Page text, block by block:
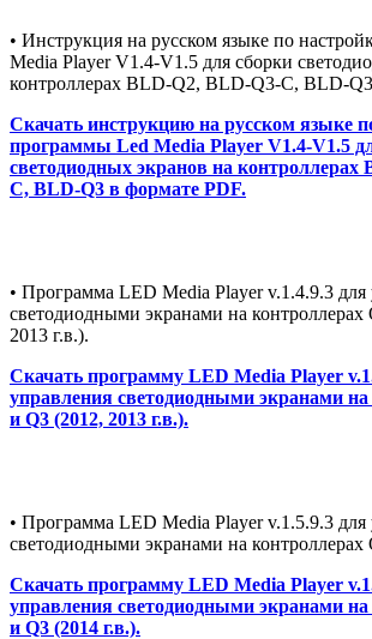
• Инструкция на русском языке по
Media Player V1.4-V1.5 для сборки
контроллерах BLD-Q2, BLD-Q3-C, BLD-
Скачать инструкцию на русском языке
программы Led Media Player V1.4-V1.5
светодиодных экранов на
C, BLD-Q3 в формате PDF.
• Программа LED Media Player v.1.4.9.3 для
светодиодными экранами на контроллерах
2013 г.в.).
Скачать программу LED Media Player
управления светодиодными экранами на
и Q3 (2012, 2013 г.в.).
• Программа LED Media Player v.1.5.9.3 для
светодиодными экранами на контроллерах
Скачать программу LED Media Player
управления светодиодными экранами на
и Q3 (2014 г.в.).